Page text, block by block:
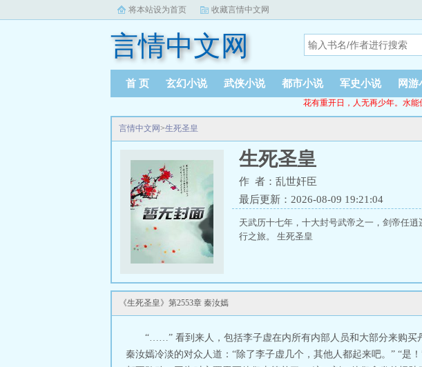
将本站设为首页 收藏言情中文网
言情中文网
首 页 玄幻小说 武侠小说 都市小说 军史小说 网游
花有重开日，人无再少年。水能
言情中文网>生死圣皇
生死圣皇
作 者：乱世奸臣
最后更新：2026-08-09 19:21:04
天武历十七年，十大封号武帝之一，剑帝任
行之旅。 生死圣皇
《生死圣皇》第2553章 秦汝嫣
“……” 看到来人，包括李子虚在内所有内部人员和大部分来购买
秦汝嫣冷淡的对众人道：“除了李子虚几个，其他人都起来吧。” “是